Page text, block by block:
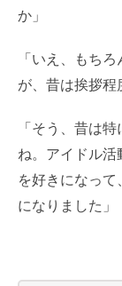
か」
「いえ、もち
が、昔は挨拶程
「そう、昔は
ね。アイドル
を好きになっ
になりました」